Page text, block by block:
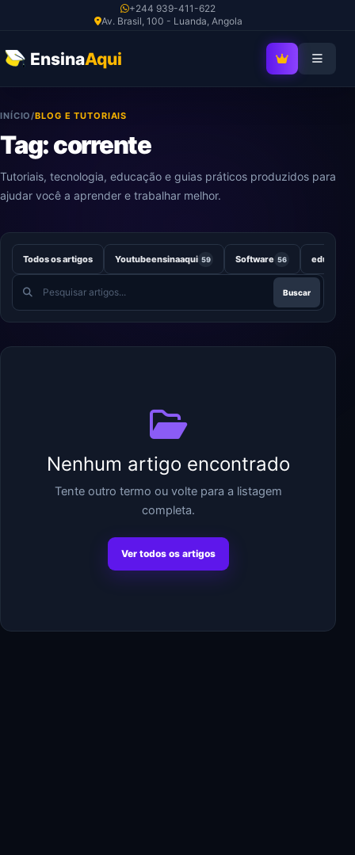
+244 939-411-622
Av. Brasil, 100 - Luanda, Angola
EnsinaAqui SEJA MEMBRO
o
conteúdo
INÍCIO/BLOG E TUTORIAIS
Tag: corrente
Tutoriais, tecnologia, educação e guias práticos produzidos para
ajudar você a aprender e trabalhar melhor.
Todos os artigos Youtubeensinaaqui 59 Software 56 educação
Pesquisar
artigos
Buscar
Nenhum artigo encontrado
Tente outro termo ou volte para a listagem
completa.
Ver todos os artigos